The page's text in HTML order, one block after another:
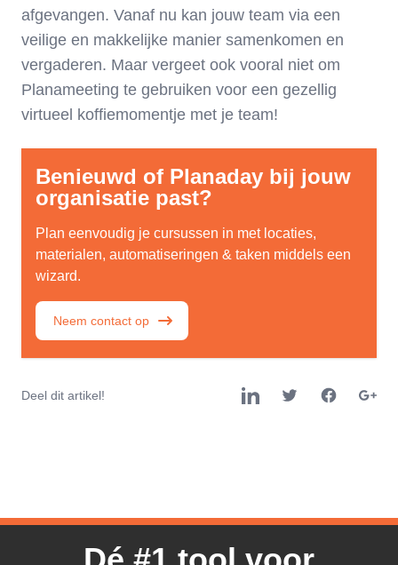
afgevangen. Vanaf nu kan jouw team via een
veilige en makkelijke manier samenkomen en
vergaderen. Maar vergeet ook vooral niet om
Planameeting te gebruiken voor een gezellig
virtueel koffiemomentje met je team!
Benieuwd of Planaday bij jouw
organisatie past?
Plan eenvoudig je cursussen in met locaties,
materialen, automatiseringen & taken middels een
wizard.
Neem contact op
Deel dit artikel!